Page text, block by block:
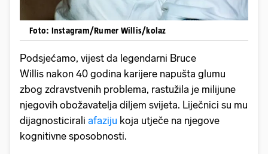
Foto: Instagram/Rumer Willis/kolaz
Podsjećamo, vijest da legendarni Bruce
Willis nakon 40 godina karijere napušta glumu
zbog zdravstvenih problema, rastužila je milijune
njegovih obožavatelja diljem svijeta. Liječnici su mu
dijagnosticirali afaziju koja utječe na njegove
kognitivne sposobnosti.